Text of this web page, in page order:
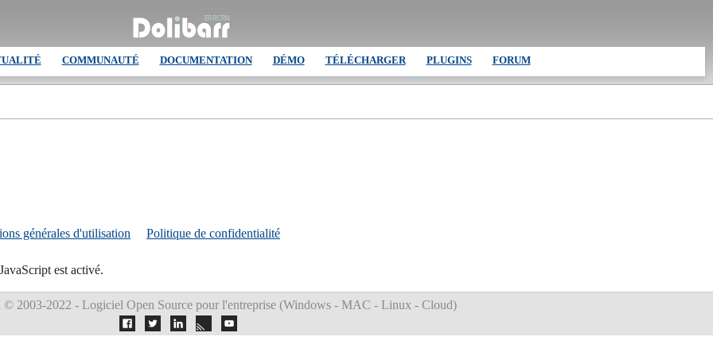
COMMUNAUTÉ DOCUMENTATION DÉMO TÉLÉCHARGER PLUGINS FORUM
générales d'utilisation Politique de confidentialité
est activé.
© 2003-2022 - Logiciel Open Source pour l'entreprise (Windows - MAC - Linux - Cloud)